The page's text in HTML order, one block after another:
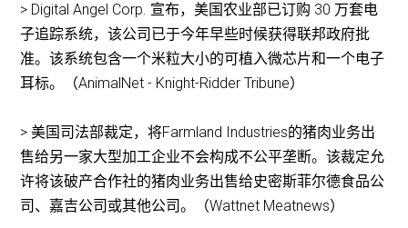
> Digital Angel Corp. 宣布，美国农业部已订购 30 万套电
子追踪系统，该公司已于今年早些时候获得联邦政府批
准。该系统包含一个米粒大小的可植入微芯片和一个电子
耳标。（AnimalNet - Knight-Ridder Tribune）
> 美国司法部裁定，将Farmland Industries的猪肉业务出
售给另一家大型加工企业不会构成不公平垄断。该裁定允
许将该破产合作社的猪肉业务出售给史密斯菲尔德食品公
司、嘉吉公司或其他公司。（Wattnet Meatnews）